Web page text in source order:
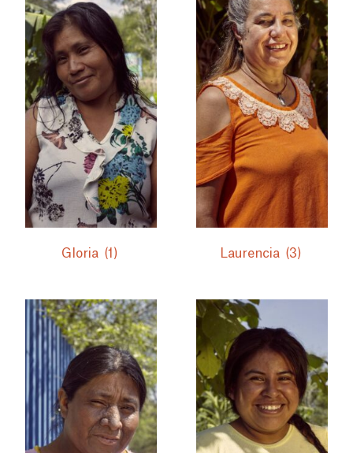
Gloria (1) Laurencia (3)